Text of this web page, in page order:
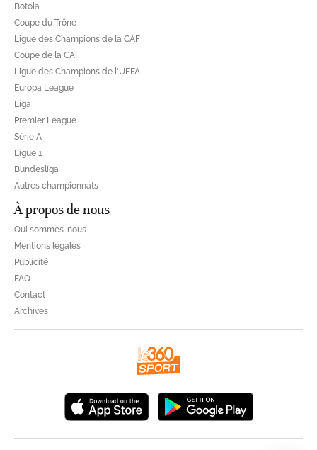
Botola
Coupe du Trône
Ligue des Champions de la CAF
Coupe de la CAF
Ligue des Champions de l'UEFA
Europa League
Liga
Premier League
Série A
Ligue 1
Bundesliga
Autres championnats
À propos de nous
Qui sommes-nous
Mentions légales
Publicité
FAQ
Contact
Archives